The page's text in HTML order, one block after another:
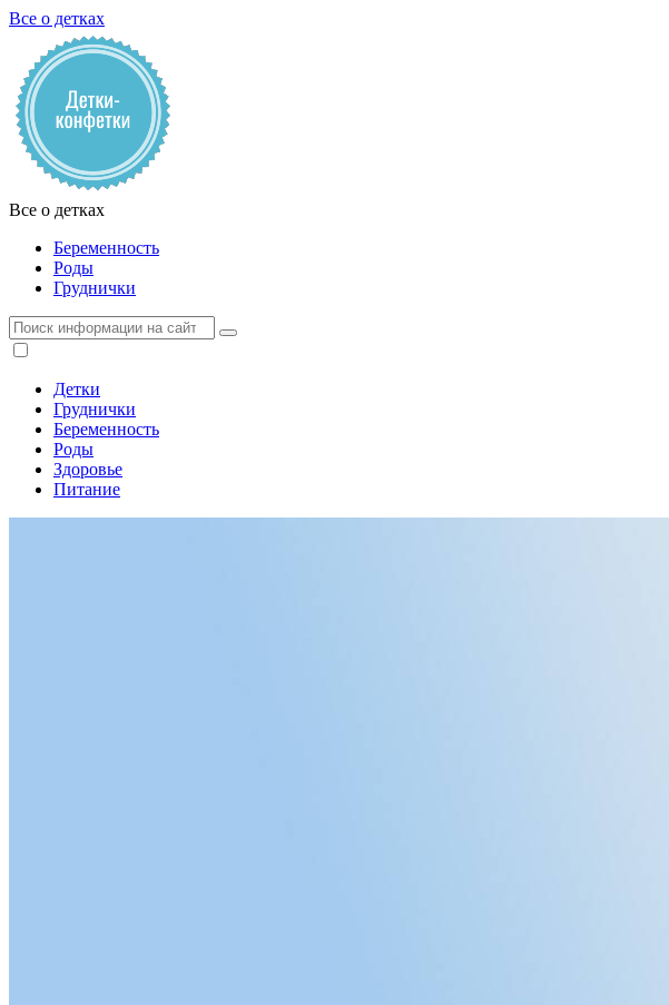
Все о детках
Все о детках
Беременность
Роды
Груднички
Детки
Груднички
Беременность
Роды
Здоровье
Питание